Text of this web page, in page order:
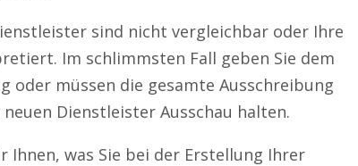
sind nicht vergleichbar oder Ihre
Im schlimmsten Fall geben Sie dem
oder müssen die gesamte Ausschreibung
Dienstleister Ausschau halten.
Ihnen, was Sie bei der Erstellung Ihrer